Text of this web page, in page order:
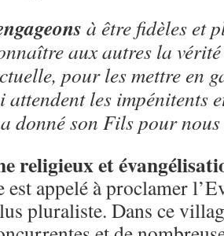
à être fidèles et
aux autres la
pour les mettre en
attendent les impénitents
donné son Fils pour nous
religieux et
est appelé à proclamer
pluraliste. Dans ce